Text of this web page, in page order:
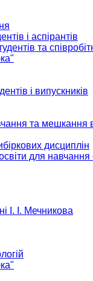
і аспірантів
та
і випускників
та мешкання
дисциплін
для
І. І. Мечникова